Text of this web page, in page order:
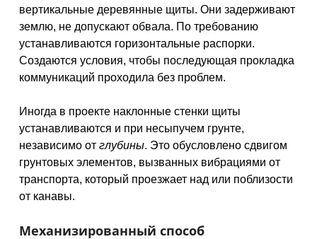
вертикальные деревянные щиты. Они задерживают
землю, не допускают обвала. По требованию
устанавливаются горизонтальные распорки.
Создаются условия, чтобы последующая прокладка
коммуникаций проходила без проблем.
Иногда в проекте наклонные стенки щиты
устанавливаются и при несыпучем грунте,
независимо от глубины. Это обусловлено сдвигом
грунтовых элементов, вызванных вибрациями от
транспорта, который проезжает над или поблизости
от канавы.
Механизированный способ